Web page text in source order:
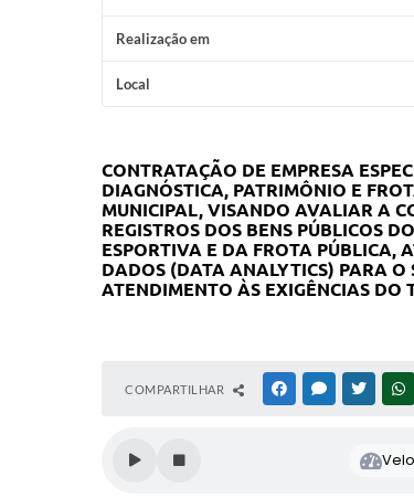
Realização em
Local
CONTRATAÇÃO DE EMPRESA
DIAGNÓSTICA, PATRIMÔNIO E
MUNICIPAL, VISANDO AVALIAR A
REGISTROS DOS BENS PÚBLICOS
ESPORTIVA E DA FROTA PÚBLICA,
DADOS (DATA ANALYTICS) PARA O
ATENDIMENTO ÀS EXIGÊNCIAS DO
COMPARTILHAR FACEBOOKMESSENGER
TWITTER